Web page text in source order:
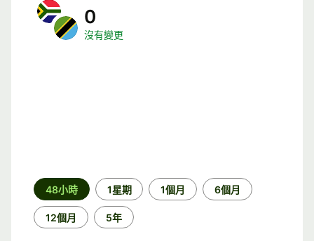
0
沒有變更
時
段
48小時 1星期 1個月 6個月
12個月 5年